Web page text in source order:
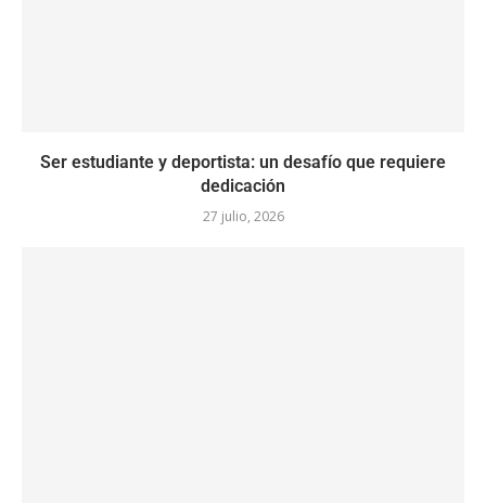
Ser estudiante y deportista: un desafío que requiere
dedicación
27 julio, 2026